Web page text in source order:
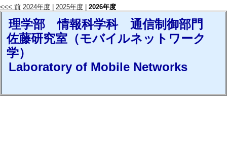
<<< 前 2024年度 2025年度 2026年度
理学部 情報科学科 通信制御部門
佐藤研究室（モバイルネットワーク
学）
Laboratory of Mobile Networks